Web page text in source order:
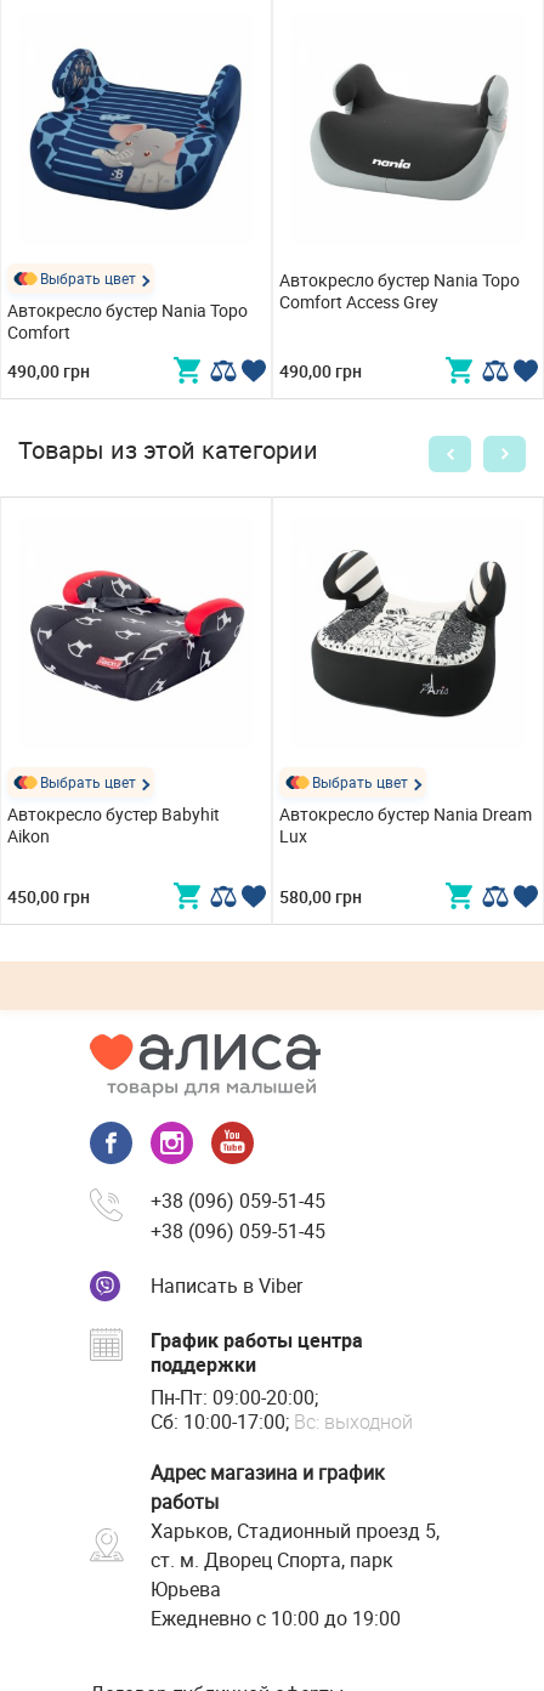
Выбрать цвет
Автокресло бустер Nania Topo
Comfort
490,00 грн
Автокресло бустер Nania Topo
Comfort Access Grey
490,00 грн
Товары из этой категории
Выбрать цвет
Автокресло бустер Babyhit
Aikon
450,00 грн
Выбрать цвет
Автокресло бустер Nania Dream
Lux
580,00 грн
+38 (096) 059-51-45
+38 (096) 059-51-45
Написать в Viber
График работы центра
поддержки
Пн-Пт: 09:00-20:00;
Сб: 10:00-17:00; Вс: выходной
Адрес магазина и график
работы
Харьков, Стадионный проезд 5,
ст. м. Дворец Спорта, парк
Юрьева
Ежедневно с 10:00 до 19:00